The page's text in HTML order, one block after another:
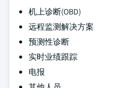
机上诊断(OBD)
远程监测解决方案
预测性诊断
实时业绩跟踪
电报